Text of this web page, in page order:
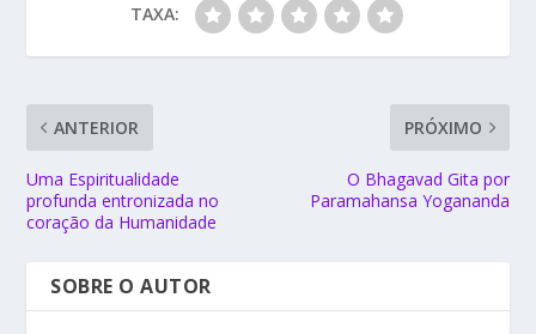
TAXA:
ANTERIOR
Uma Espiritualidade
profunda entronizada no
coração da Humanidade
PRÓXIMO
O Bhagavad Gita por
Paramahansa Yogananda
SOBRE O AUTOR